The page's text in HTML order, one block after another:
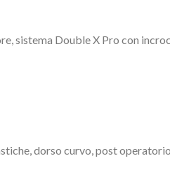
sistema Double X Pro con
dorso curvo, post operatorio